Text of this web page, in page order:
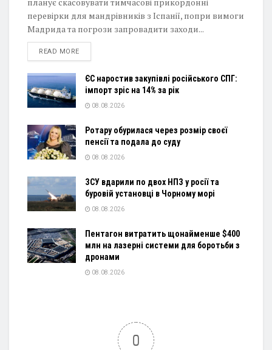
перевірки для мандрівників з Іспанії, попри вимоги
Мадрида та погрози запровадити заходи...
READ MOREDETAILS
ЄС наростив закупівлі російського СПГ:
імпорт зріс на 14% за рік
08.08.2026
Ротару обурилася через розмір своєї
пенсії та подала до суду
08.08.2026
ЗСУ вдарили по двох НПЗ у росії та
буровій установці в Чорному морі
08.08.2026
Пентагон витратить щонайменше $400
млн на лазерні системи для боротьби з
дронами
08.08.2026
0